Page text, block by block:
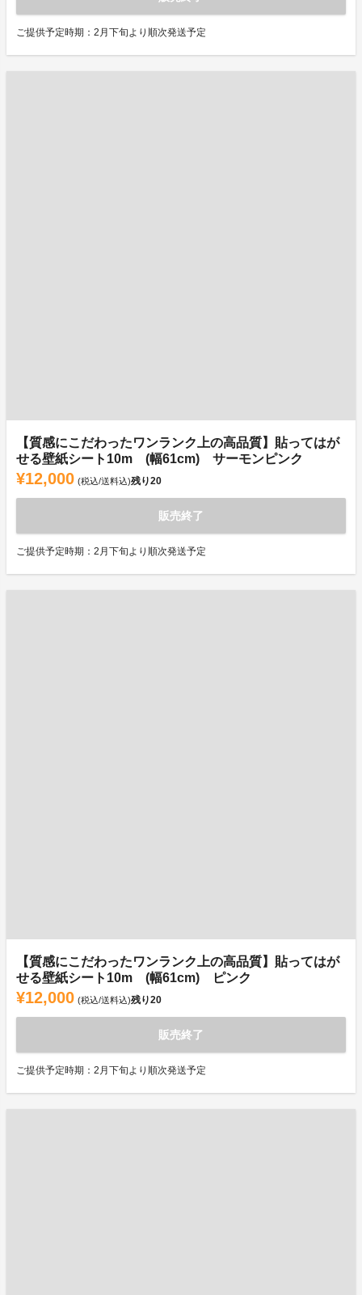
ご提供予定時期：2月下旬より順次発送予定
【質感にこだわったワンランク上の高品質】貼ってはが
せる壁紙シート10m (幅61cm) サーモンピンク
¥12,000 (税込/送料込)残り20
販売終了
ご提供予定時期：2月下旬より順次発送予定
【質感にこだわったワンランク上の高品質】貼ってはが
せる壁紙シート10m (幅61cm) ピンク
¥12,000 (税込/送料込)残り20
販売終了
ご提供予定時期：2月下旬より順次発送予定